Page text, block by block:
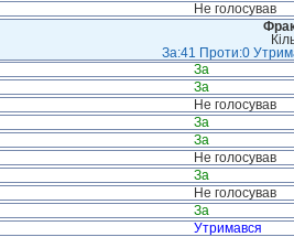
Не голосував
За:41 Проти:0
За
За
Не голосував
За
За
Не голосував
За
Не голосував
За
Утримався